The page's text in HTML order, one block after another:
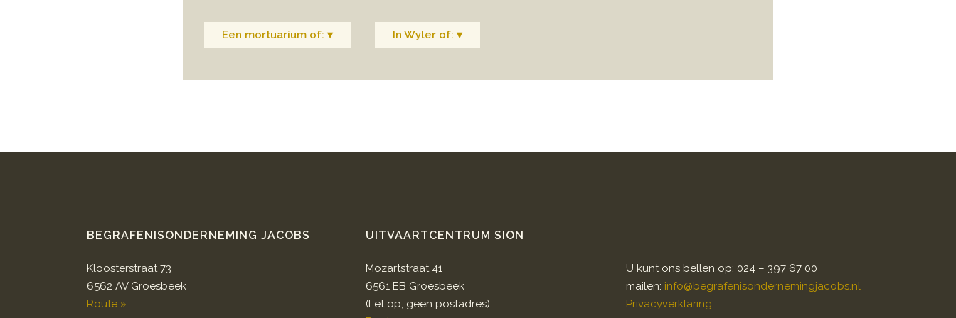
Een mortuarium of: ▾ In Wyler of: ▾
BEGRAFENISONDERNEMING JACOBS
Kloosterstraat 73
6562 AV Groesbeek
Route »
UITVAARTCENTRUM SION
Mozartstraat 41
6561 EB Groesbeek
(Let op, geen postadres)
U kunt ons bellen op: 024 – 397 67 00
mailen: info@begrafenisondernemingjacobs.nl
Privacyverklaring